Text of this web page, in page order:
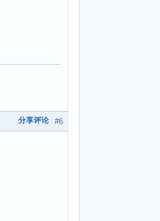
#6
分享评论